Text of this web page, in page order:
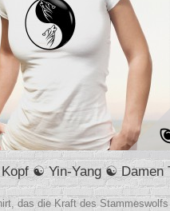
☯ Yin-Yang ☯ Damen
das die Kraft des